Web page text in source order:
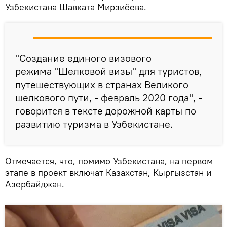
Узбекистана Шавката Мирзиёева.
"Создание единого визового
режима "Шелковой визы" для туристов,
путешествующих в странах Великого
шелкового пути, - февраль 2020 года", -
говорится в тексте дорожной карты по
развитию туризма в Узбекистане.
Отмечается, что, помимо Узбекистана, на первом
этапе в проект включат Казахстан, Кыргызстан и
Азербайджан.